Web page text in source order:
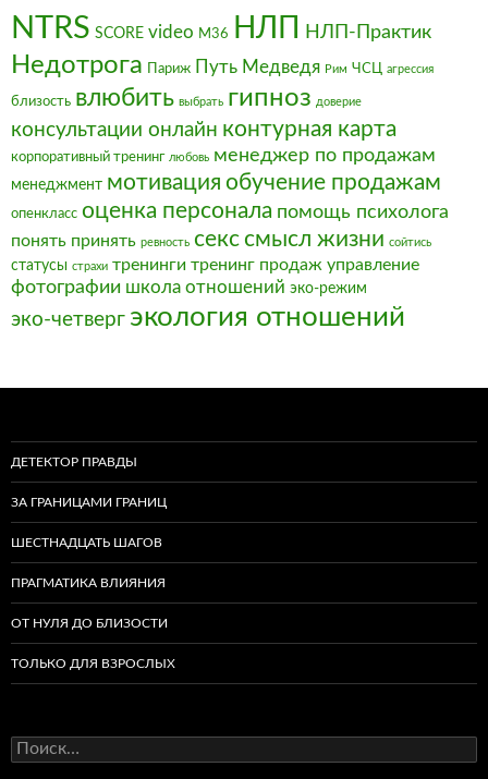
NTRS SCORE video М36 НЛП НЛП-Практик
Недотрога Париж Путь Медведя Рим ЧСЦ агрессия
близость влюбить выбрать гипноз доверие
консультации онлайн контурная карта
корпоративный тренинг любовь менеджер по продажам
менеджмент мотивация обучение продажам
опенкласс оценка персонала помощь психолога
понять принять ревность секссмысл жизни сойтись
статусы страхи тренинги тренинг продаж управление
фотографии школа отношений эко-режим
эко-четверг экология отношений
ДЕТЕКТОР ПРАВДЫ
ЗА ГРАНИЦАМИ ГРАНИЦ
ШЕСТНАДЦАТЬ ШАГОВ
ПРАГМАТИКА ВЛИЯНИЯ
ОТ НУЛЯ ДО БЛИЗОСТИ
ТОЛЬКО ДЛЯ ВЗРОСЛЫХ
Найти: